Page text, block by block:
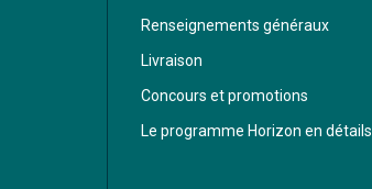
Renseignements généraux
Livraison
Concours et promotions
Le programme Horizon en détails